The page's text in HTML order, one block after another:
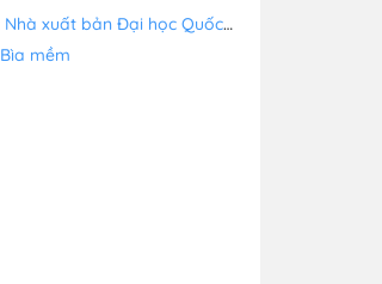
Nhà xuất bản Đại học Quốc Gia Hà Nội
Bìa mềm